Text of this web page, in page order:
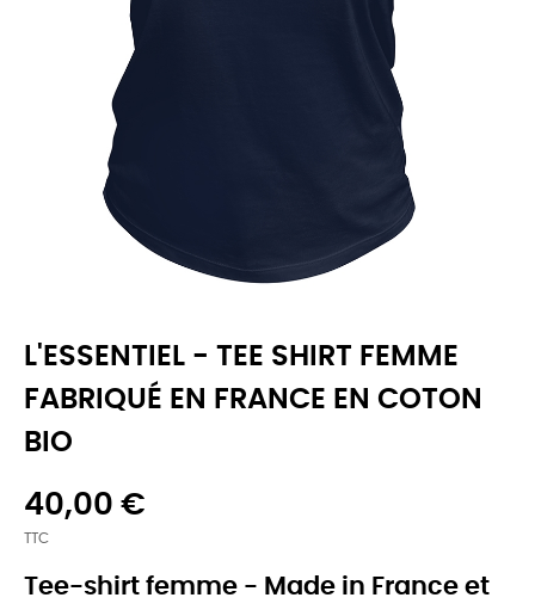
L'ESSENTIEL - TEE SHIRT FEMME
FABRIQUÉ EN FRANCE EN COTON
BIO
40,00 €
TTC
Tee-shirt femme - Made in France et